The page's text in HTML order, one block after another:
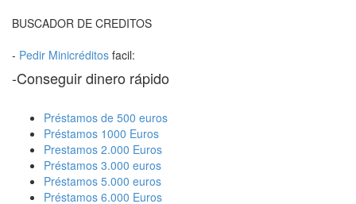
BUSCADOR DE CREDITOS
- Pedir Minicréditos facil:
-Conseguir dinero rápido
Préstamos de 500 euros
Préstamos 1000 Euros
Prestamos 2.000 Euros
Préstamos 3.000 euros
Préstamos 5.000 euros
Préstamos 6.000 Euros